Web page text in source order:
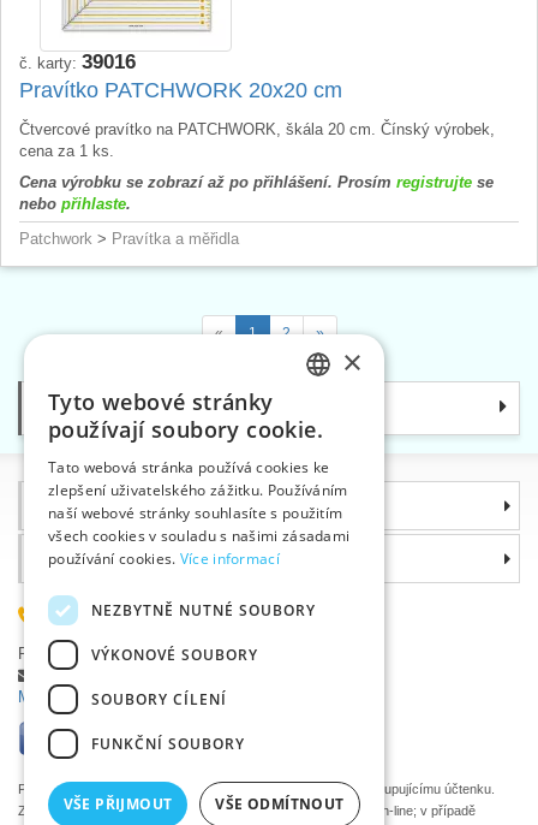
č. karty: 39016
Pravítko PATCHWORK 20x20 cm
Čtvercové pravítko na PATCHWORK, škála 20 cm. Čínský výrobek,
cena za 1 ks.
Cena výrobku se zobrazí až po přihlášení. Prosím registrujte se
nebo přihlaste.
Patchwork > Pravítka a měřidla
« 1 2 »
Kategorie
Informace
Proč si zvolit právě nás
585 051 217
Plzeňská 868, 783 91 Uničov, Česká republika
Položit dotaz
Máte problémy s přihlášením ?
Podle zákona o evidenci tržeb je prodávající povinen vystavit kupujícímu účtenku.
Zároveň je povinen zaevidovat přijatou tržbu u správce daně on-line; v případě
ENGLISH
GERMAN
×
Tyto webové stránky
používají soubory cookie.
Tato webová stránka používá cookies ke
zlepšení uživatelského zážitku. Používáním
naší webové stránky souhlasíte s použitím
všech cookies v souladu s našimi zásadami
používání cookies. Více informací
NEZBYTNĚ NUTNÉ SOUBORY
VÝKONOVÉ SOUBORY
SOUBORY CÍLENÍ
FUNKČNÍ SOUBORY
VŠE PŘIJMOUT VŠE ODMÍTNOUT